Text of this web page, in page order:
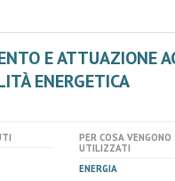
E ATTUAZIONE
ENERGETICA
PER COSA VENGONO
UTILIZZATI
ENERGIA